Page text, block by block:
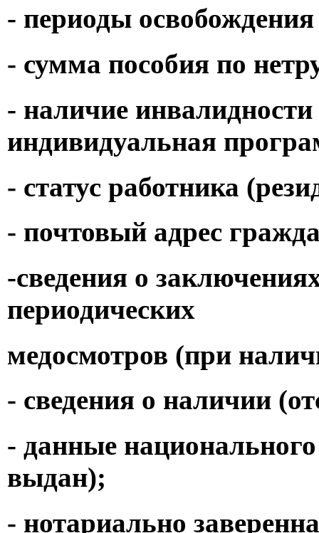
- периоды
- сумма пособия по
- наличие
индивидуальная
- статус работника
- почтовый адрес
-сведения о
периодических
медосмотров (при
- сведения о наличии
- данные
выдан);
- нотариально